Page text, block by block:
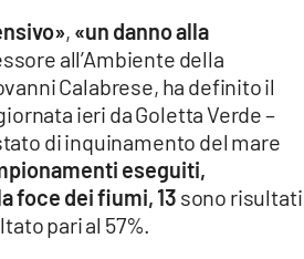
, «un danno alla
all’Ambiente della
Calabrese, ha definito il
ieri da Goletta Verde –
di inquinamento del mare
eseguiti,
foce dei fiumi, 13 sono risultati
pari al 57%.